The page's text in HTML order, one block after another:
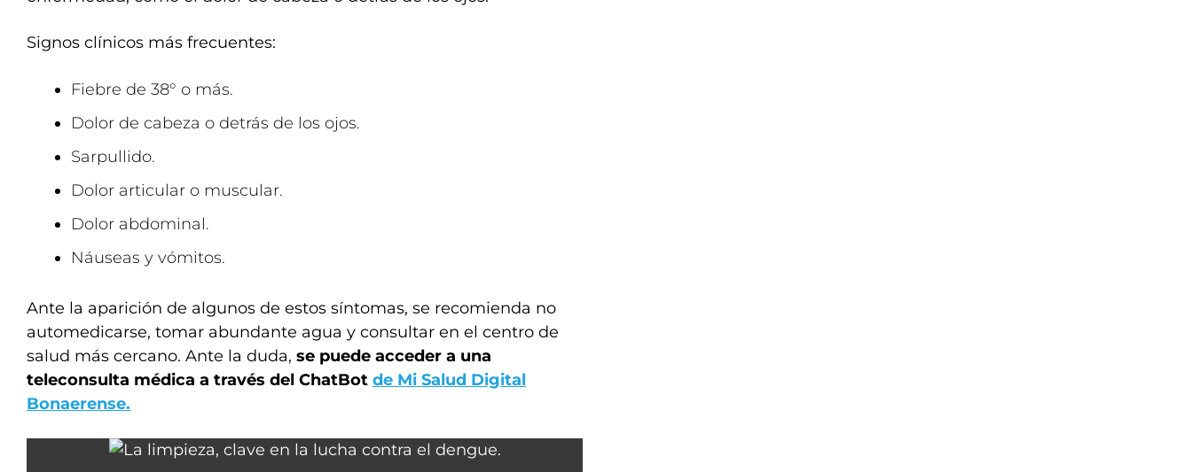
Signos clínicos más frecuentes:
Fiebre de 38° o más.
Dolor de cabeza o detrás de los ojos.
Sarpullido.
Dolor articular o muscular.
Dolor abdominal.
Náuseas y vómitos.
Ante la aparición de algunos de estos síntomas, se recomienda no
automedicarse, tomar abundante agua y consultar en el centro de
salud más cercano. Ante la duda, se puede acceder a una
teleconsulta médica a través del ChatBot de Mi Salud Digital
Bonaerense.